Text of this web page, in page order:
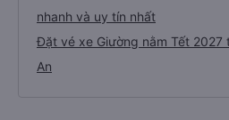
nhanh và uy tín nhất
Đặt vé xe Giường nằm Tết 2027
An